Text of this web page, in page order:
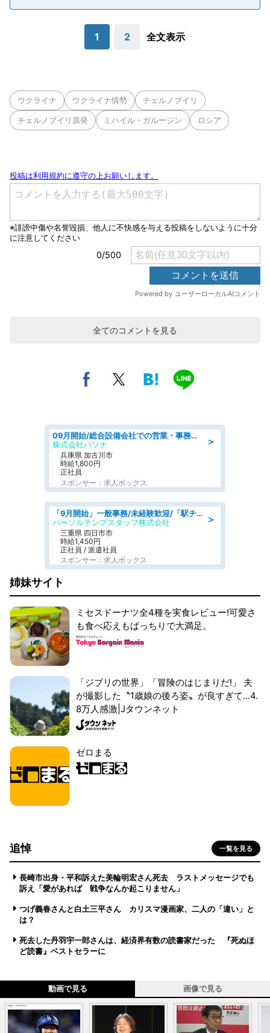
1 2 全文表示
ウクライナ ウクライナ情勢 チェルノブイリ
チェルノブイリ原発 ミハイル・ガルージン ロシア
全てのコメントを見る
＞
09月開始/総合設備会社での営業・事務のお仕事/車通勤可/賞与あり/営業/営業事務
株式会社パソナ
兵庫県 加古川市
時給1,800円
正社員
スポンサー：求人ボックス
＞
「9月開始」一般事務/未経験歓迎/「駅チカ×18時まで!」残業なし部内の1人事務@1,450円
パーソルテンプスタッフ株式会社
三重県 四日市市
時給1,450円
正社員 / 派遣社員
スポンサー：求人ボックス
姉妹サイト
ミセスドーナツ全4種を実食レビュー!可愛さ
も食べ応えもばっちりで大満足。
「ジブリの世界」「冒険のはじまりだ!」 夫
が撮影した〝1歳娘の後ろ姿〟が良すぎて...4.
8万人感激|Jタウンネット
ゼロまる
追悼 一覧を見る
長崎市出身・平和訴えた美輪明宏さん死去 ラストメッセージでも
訴え「愛があれば 戦争なんか起こりません」
つげ義春さんと白土三平さん カリスマ漫画家、二人の「違い」と
は？
死去した丹羽宇一郎さんは、経済界有数の読書家だった 『死ぬほ
ど読書』ベストセラーに
動画で見る 画像で見る